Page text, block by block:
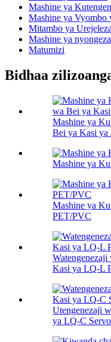
Mashine ya
Mashine ya Vyombo
Mitambo ya
Mashine ya nyongeza
Matumizi
Bidhaa
Mashine ya
Bei ya Kasi ya
Mashine ya
Mashine ya
PET/PVC
Kasi ya LQ-L
Utengenezaji
ya LQ-C